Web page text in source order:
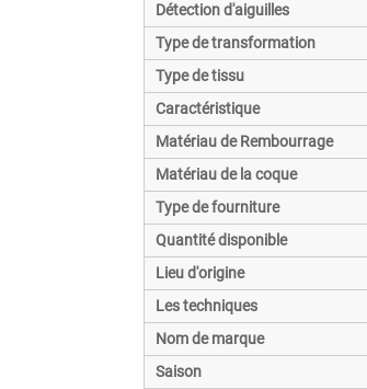
Détection d'aiguilles
Type de transformation
Type de tissu
Caractéristique
Matériau de Rembourrage
Matériau de la coque
Type de fourniture
Quantité disponible
Lieu d'origine
Les techniques
Nom de marque
Saison